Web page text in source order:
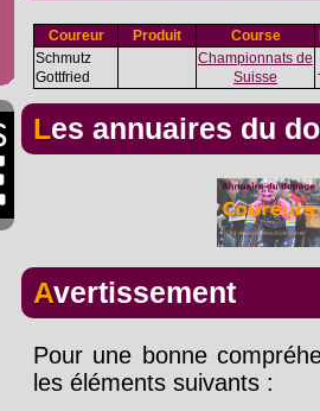
Coureur Produit Course
Schmutz
Gottfried
Championnats de
Suisse
Les annuaires du
Avertissement
Pour une bonne
les éléments suivants :